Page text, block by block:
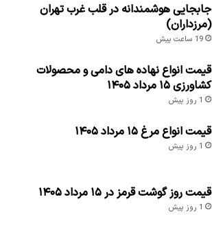
جابجایی هوشمندانه در قلب غرب تهران
(مرزداران)
19 ساعت پیش
قیمت انواع نهاده های دامی و محصولات
کشاورزی ۱۵ مرداد ۱۴۰۵
1 روز پیش
قیمت انواع مرغ ۱۵ مرداد ۱۴۰۵
1 روز پیش
قیمت روز گوشت قرمز در ۱۵ مرداد ۱۴۰۵
1 روز پیش